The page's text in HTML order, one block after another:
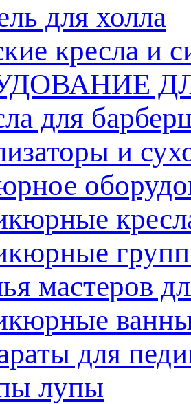
для холла
кресла и
для
и
мастеров
для
лупы